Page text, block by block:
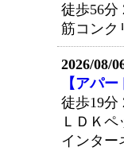
徒歩56分
筋コンク
2026/08/
【アパ
徒歩19分
ＬＤＫペ
インター